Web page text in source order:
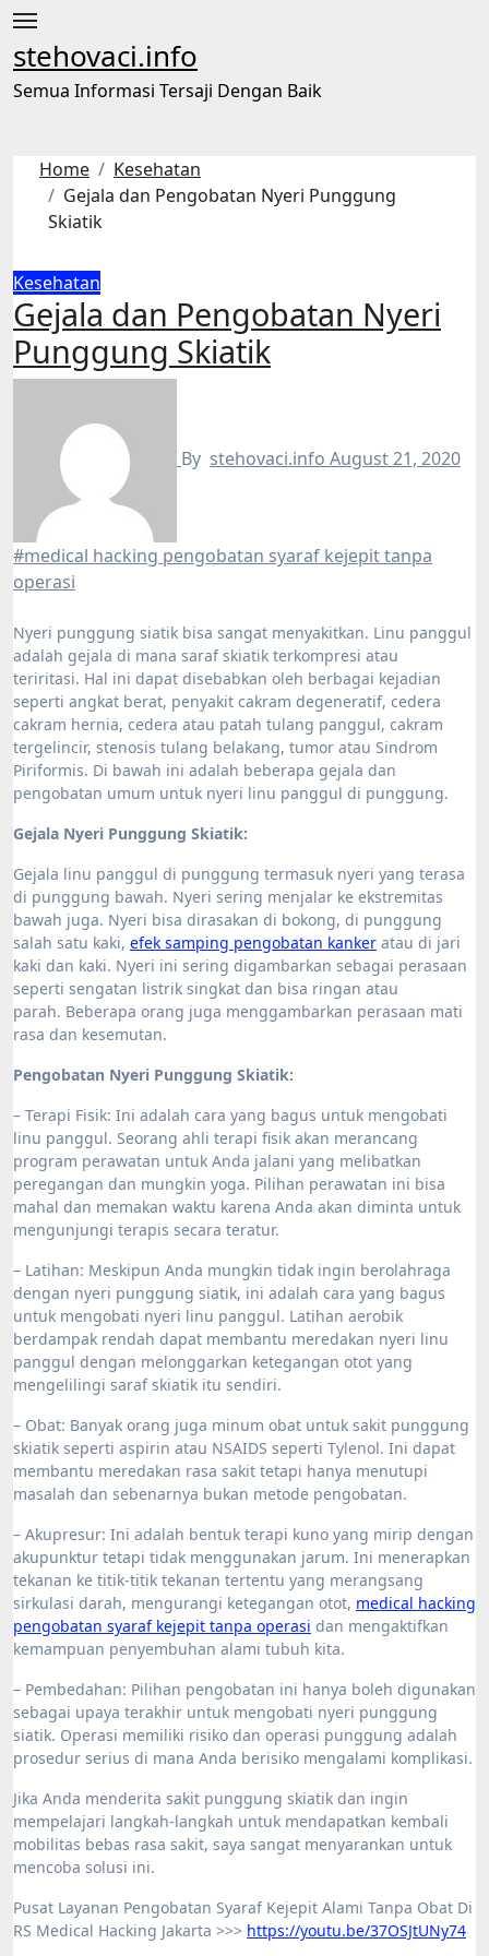
Skip
content
stehovaci.info
Semua Informasi Tersaji Dengan Baik
Home
Kesehatan
Gejala dan Pengobatan Nyeri Punggung
Skiatik
Kesehatan
Gejala dan Pengobatan Nyeri
Punggung Skiatik
By stehovaci.info August 21, 2020
#medical hacking pengobatan syaraf kejepit tanpa
operasi
Nyeri punggung siatik bisa sangat menyakitkan. Linu panggul
adalah gejala di mana saraf skiatik terkompresi atau
teriritasi. Hal ini dapat disebabkan oleh berbagai kejadian
seperti angkat berat, penyakit cakram degeneratif, cedera
cakram hernia, cedera atau patah tulang panggul, cakram
tergelincir, stenosis tulang belakang, tumor atau Sindrom
Piriformis. Di bawah ini adalah beberapa gejala dan
pengobatan umum untuk nyeri linu panggul di punggung.
Gejala Nyeri Punggung Skiatik:
Gejala linu panggul di punggung termasuk nyeri yang terasa
di punggung bawah. Nyeri sering menjalar ke ekstremitas
bawah juga. Nyeri bisa dirasakan di bokong, di punggung
salah satu kaki, efek samping pengobatan kanker atau di jari
kaki dan kaki. Nyeri ini sering digambarkan sebagai perasaan
seperti sengatan listrik singkat dan bisa ringan atau
parah. Beberapa orang juga menggambarkan perasaan mati
rasa dan kesemutan.
Pengobatan Nyeri Punggung Skiatik:
– Terapi Fisik: Ini adalah cara yang bagus untuk mengobati
linu panggul. Seorang ahli terapi fisik akan merancang
program perawatan untuk Anda jalani yang melibatkan
peregangan dan mungkin yoga. Pilihan perawatan ini bisa
mahal dan memakan waktu karena Anda akan diminta untuk
mengunjungi terapis secara teratur.
– Latihan: Meskipun Anda mungkin tidak ingin berolahraga
dengan nyeri punggung siatik, ini adalah cara yang bagus
untuk mengobati nyeri linu panggul. Latihan aerobik
berdampak rendah dapat membantu meredakan nyeri linu
panggul dengan melonggarkan ketegangan otot yang
mengelilingi saraf skiatik itu sendiri.
– Obat: Banyak orang juga minum obat untuk sakit punggung
skiatik seperti aspirin atau NSAIDS seperti Tylenol. Ini dapat
membantu meredakan rasa sakit tetapi hanya menutupi
masalah dan sebenarnya bukan metode pengobatan.
– Akupresur: Ini adalah bentuk terapi kuno yang mirip dengan
akupunktur tetapi tidak menggunakan jarum. Ini menerapkan
tekanan ke titik-titik tekanan tertentu yang merangsang
sirkulasi darah, mengurangi ketegangan otot, medical hacking
pengobatan syaraf kejepit tanpa operasi dan mengaktifkan
kemampuan penyembuhan alami tubuh kita.
– Pembedahan: Pilihan pengobatan ini hanya boleh digunakan
sebagai upaya terakhir untuk mengobati nyeri punggung
siatik. Operasi memiliki risiko dan operasi punggung adalah
prosedur serius di mana Anda berisiko mengalami komplikasi.
Jika Anda menderita sakit punggung skiatik dan ingin
mempelajari langkah-langkah untuk mendapatkan kembali
mobilitas bebas rasa sakit, saya sangat menyarankan untuk
mencoba solusi ini.
Pusat Layanan Pengobatan Syaraf Kejepit Alami Tanpa Obat Di
RS Medical Hacking Jakarta >>> https://youtu.be/37OSJtUNy74